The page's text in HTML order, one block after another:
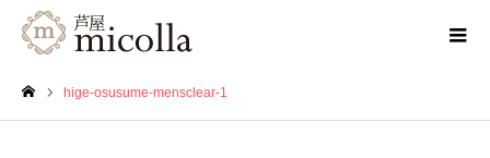
hige-osusume-mensclear-1